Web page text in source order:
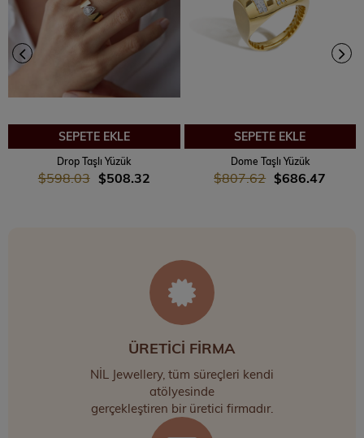
SEPETE EKLE
Drop Taşlı Yüzük
$508.32
$598.03
SEPETE EKLE
Dome Taşlı Yüzük
$686.47
$807.62
ÜRETİCİ FİRMA
NİL Jewellery, tüm süreçleri kendi
atölyesinde
gerçekleştiren bir üretici firmadır.